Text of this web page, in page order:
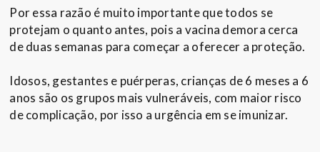
Por essa razão é muito importante que todos se
protejam o quanto antes, pois a vacina demora cerca
de duas semanas para começar a oferecer a proteção.
Idosos, gestantes e puérperas, crianças de 6 meses a 6
anos são os grupos mais vulneráveis, com maior risco
de complicação, por isso a urgência em se imunizar.